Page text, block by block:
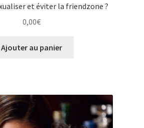
et éviter la friendzone ?
0,00€
Ajouter au panier